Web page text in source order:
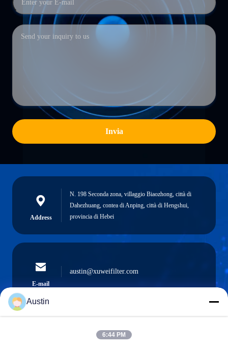
Invia
Address
N. 198 Seconda zona, villaggio Biaozhong, città di
Dahezhuang, contea di Anping, città di Hengshui,
provincia di Hebei
E-mail
austin@xuweifilter.com
0086-19133486000
Austin
6:44 PM